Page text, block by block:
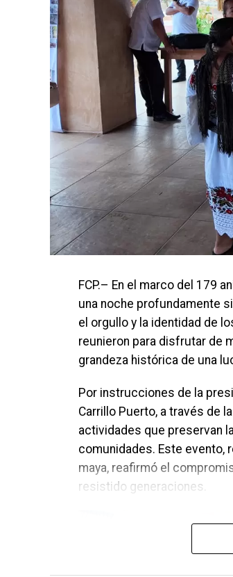
FCP.– En el marco del 179
una noche profundamente
el orgullo y la identidad de
reunieron para disfrutar de
grandeza histórica de una
Por instrucciones de la
Carrillo Puerto, a través de
actividades que preservan
comunidades. Este evento,
maya, reafirmó el
resistido generaciones.